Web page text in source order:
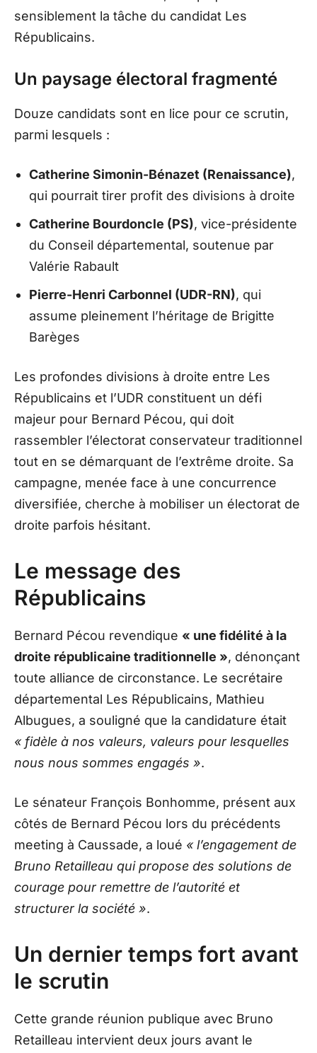
sensiblement la tâche du candidat Les
Républicains.
Un paysage électoral fragmenté
Douze candidats sont en lice pour ce scrutin,
parmi lesquels :
Catherine Simonin-Bénazet (Renaissance),
qui pourrait tirer profit des divisions à droite
Catherine Bourdoncle (PS), vice-présidente
du Conseil départemental, soutenue par
Valérie Rabault
Pierre-Henri Carbonnel (UDR-RN), qui
assume pleinement l’héritage de Brigitte
Barèges
Les profondes divisions à droite entre Les
Républicains et l’UDR constituent un défi
majeur pour Bernard Pécou, qui doit
rassembler l’électorat conservateur traditionnel
tout en se démarquant de l’extrême droite. Sa
campagne, menée face à une concurrence
diversifiée, cherche à mobiliser un électorat de
droite parfois hésitant.
Le message des
Républicains
Bernard Pécou revendique « une fidélité à la
droite républicaine traditionnelle », dénonçant
toute alliance de circonstance. Le secrétaire
départemental Les Républicains, Mathieu
Albugues, a souligné que la candidature était
« fidèle à nos valeurs, valeurs pour lesquelles
nous nous sommes engagés ».
Le sénateur François Bonhomme, présent aux
côtés de Bernard Pécou lors du précédents
meeting à Caussade, a loué « l’engagement de
Bruno Retailleau qui propose des solutions de
courage pour remettre de l’autorité et
structurer la société ».
Un dernier temps fort avant
le scrutin
Cette grande réunion publique avec Bruno
Retailleau intervient deux jours avant le